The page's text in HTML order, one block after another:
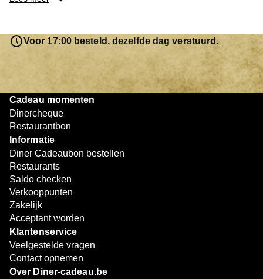
resterende bedrag blijft gewoon op de bon staan en kan
later worden gebruikt. Zo geniet je keer op keer van
bijzondere eetmomenten.
Voor 17:00 besteld, dezelfde dag verstuurd.
Cadeau momenten
Dinercheque
Restaurantbon
Informatie
Diner Cadeaubon bestellen
Restaurants
Saldo checken
Verkooppunten
Zakelijk
Acceptant worden
Klantenservice
Veelgestelde vragen
Contact opnemen
Over Diner-cadeau.be